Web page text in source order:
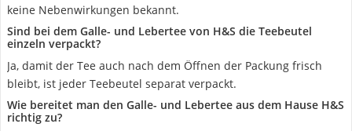
keine Nebenwirkungen bekannt.
Sind bei dem Galle- und Lebertee von H&S die Teebeutel
einzeln verpackt?
Ja, damit der Tee auch nach dem Öffnen der Packung frisch
bleibt, ist jeder Teebeutel separat verpackt.
Wie bereitet man den Galle- und Lebertee aus dem Hause H&S
richtig zu?